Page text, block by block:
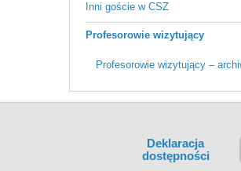
Inni goście w CSZ
Profesorowie wizytujący
Profesorowie wizytujący –
Deklaracja
dostępności